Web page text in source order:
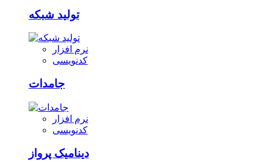
تولید شبکه
نرم افزار
کدنویسی
جامدات
نرم افزار
کدنویسی
دینامیک پرواز